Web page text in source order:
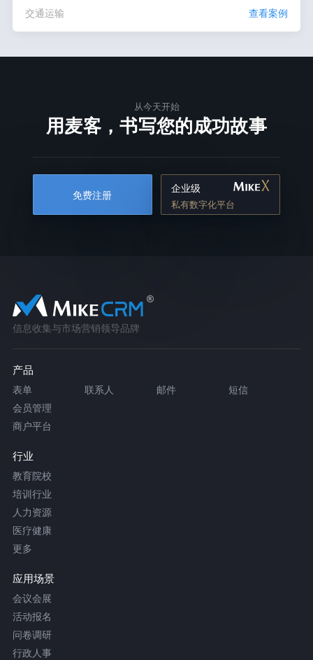
交通运输 查看案例
从今天开始
用麦客，书写您的成功故事
免费注册
企业级
私有数字化平台
信息收集与市场营销领导品牌
产品
表单 联系人 邮件
短信
会员管理
商户平台
行业
教育院校
培训行业
人力资源
医疗健康
更多
应用场景
会议会展
活动报名
问卷调研
行政人事